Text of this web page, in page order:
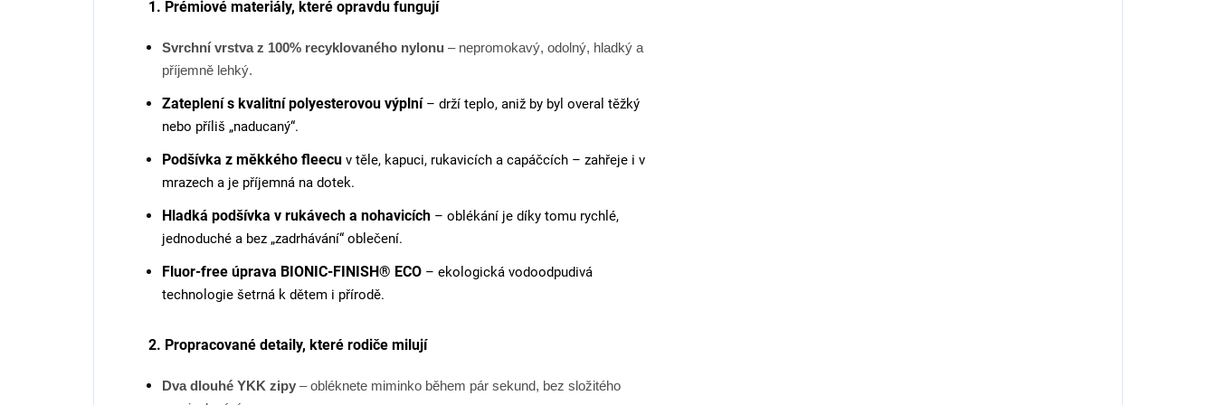
1. Prémiové materiály, které opravdu fungují
Svrchní vrstva z 100% recyklovaného nylonu – nepromokavý, odolný, hladký a
příjemně lehký.
Zateplení s kvalitní polyesterovou výplní– drží teplo, aniž by byl overal těžký
nebo příliš „naducaný“.
Podšívka z měkkého fleecu v těle, kapuci, rukavicích a capáčcích – zahřeje i v
mrazech a je příjemná na dotek.
Hladká podšívka v rukávech a nohavicích – oblékání je díky tomu rychlé,
jednoduché a bez „zadrhávání“ oblečení.
Fluor-free úprava BIONIC-FINISH® ECO – ekologická vodoodpudivá
technologie šetrná k dětem i přírodě.
2. Propracované detaily, které rodiče milují
Dva dlouhé YKK zipy – obléknete miminko během pár sekund, bez složitého